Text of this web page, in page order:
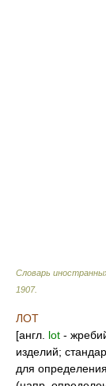
Словарь
1907.
ЛОТ
[англ. lot -
изделий;
для